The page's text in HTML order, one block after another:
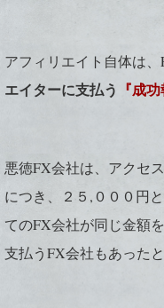
アフィリエイト自体は
エイターに支払う 『成
悪徳FX会社は、アクセ
につき、２５,０００円
てのFX会社が同じ金額
支払うFX会社もあったと